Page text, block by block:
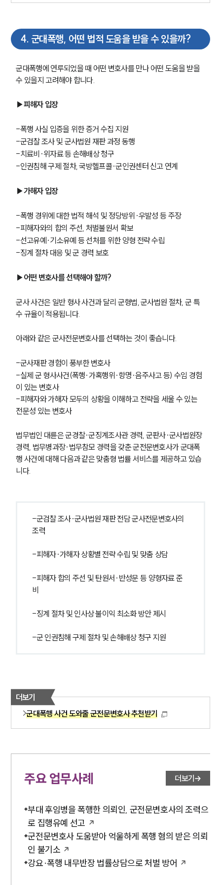
4. 군대폭행, 어떤 법적 도움을 받을 수 있을까?
군대폭행에 연루되었을 때 어떤 변호사를 만나 어떤 도움을 받을
수 있을지 고려해야 합니다.
▶피해자 입장
-폭행 사실 입증을 위한 증거 수집 지원
-군검찰 조사 및 군사법원 재판 과정 동행
-치료비·위자료 등 손해배상 청구
-인권침해 구제 절차, 국방헬프콜·군인권센터 신고 연계
▶가해자 입장
-폭행 경위에 대한 법적 해석 및 정당방위·우발성 등 주장
-피해자와의 합의 주선, 처벌불원서 확보
-선고유예·기소유예 등 선처를 위한 양형 전략 수립
-징계 절차 대응 및 군 경력 보호
▶어떤 변호사를 선택해야 할까?
군사 사건은 일반 형사 사건과 달리 군형법, 군사법원 절차, 군 특
수 규율이 적용됩니다.
아래와 같은 군사전문변호사를 선택하는 것이 좋습니다.
-군사재판 경험이 풍부한 변호사
-실제 군 형사사건(폭행·가혹행위·항명·음주사고 등) 수임 경험
이 있는 변호사
-피해자와 가해자 모두의 상황을 이해하고 전략을 세울 수 있는
전문성 있는 변호사
법무법인 대륜은 군경찰·군징계조사관 경력, 군판사·군사법원장
경력, 법무병과장·법무참모 경력을 갖춘 군전문변호사가 군대폭
행 사건에 대해 다음과 같은 맞춤형 법률 서비스를 제공하고 있습
니다.
-군검찰 조사·군사법원 재판 전담 군사전문변호사의
조력
-피해자·가해자 상황별 전략 수립 및 맞춤 상담
-피해자 합의 주선 및 탄원서·반성문 등 양형자료 준
비
-징계 절차 및 인사상 불이익 최소화 방안 제시
-군 인권침해 구제 절차 및 손해배상 청구 지원
더보기
군대폭행 사건 도와줄 군전문변호사 추천받기
주요 업무사례 더보기
부대 후임병을 폭행한 의뢰인, 군전문변호사의 조력으
로 집행유예 선고
군전문변호사 도움받아 억울하게 폭행 혐의 받은 의뢰
인 불기소
강요·폭행 내무반장 법률상담으로 처벌 방어